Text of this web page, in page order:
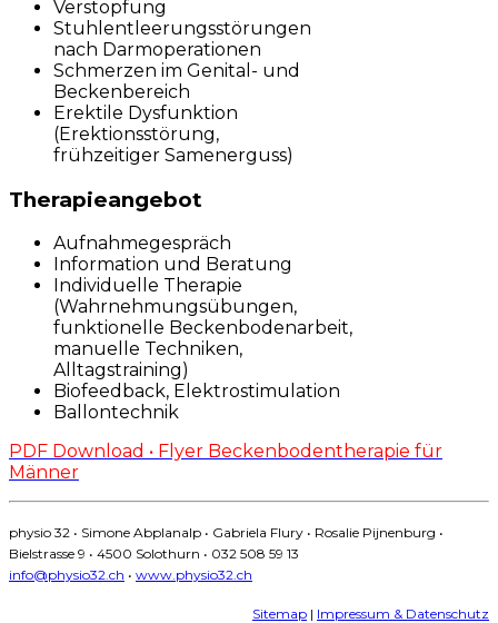
Verstopfung
Stuhlentleerungsstörungen
nach Darmoperationen
Schmerzen im Genital- und
Beckenbereich
Erektile Dysfunktion
(Erektionsstörung,
frühzeitiger Samenerguss)
Therapieangebot
Aufnahmegespräch
Information und Beratung
Individuelle Therapie
(Wahrnehmungsübungen,
funktionelle Beckenbodenarbeit,
manuelle Techniken,
Alltagstraining)
Biofeedback, Elektrostimulation
Ballontechnik
PDF Download • Flyer Beckenbodentherapie für
Männer
physio 32 • Simone Abplanalp • Gabriela Flury • Rosalie Pijnenburg •
Bielstrasse 9 • 4500 Solothurn • 032 508 59 13
info@physio32.ch • www.physio32.ch
Sitemap | Impressum & Datenschutz